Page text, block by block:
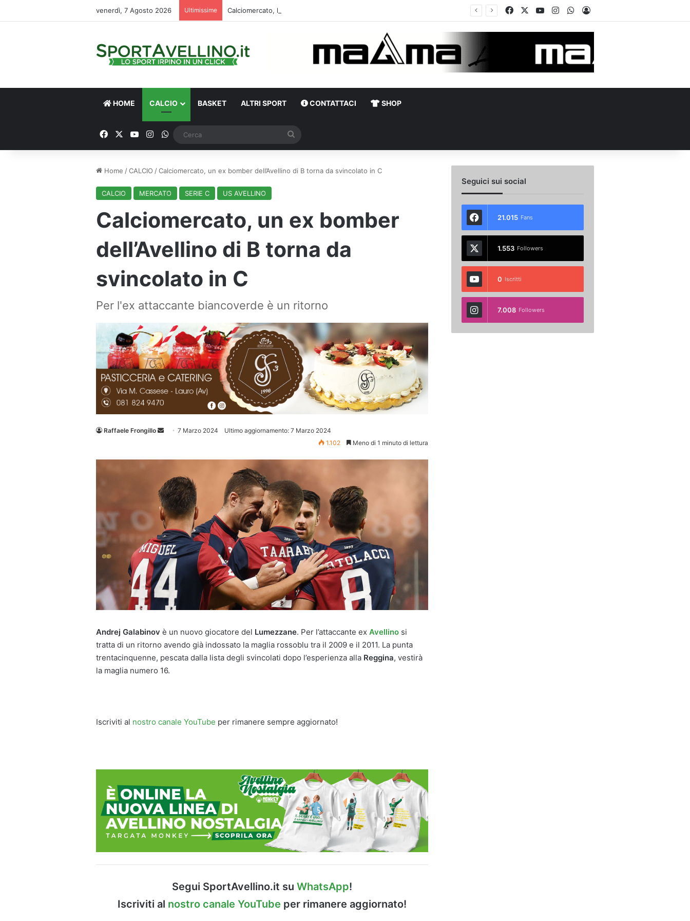
venerdì, 7 Agosto 2026 Ultimissime FacebookYou TubeInstagramWhatsApp
Accedi
HOME CALCIO BASKET ALTRI SPORT CONTATTACI SHOP
FacebookYou TubeInstagram
WhatsApp
Home /CALCIO /Calciomercato, un ex bomber dell’Avellino di B torna da svincolato in C
CALCIO MERCATO SERIE C US AVELLINO
Calciomercato, un ex bomber
dell’Avellino di B torna da
svincolato in C
Per l'ex attaccante biancoverde è un ritorno
Raffaele Frongillo
Invia 7 Marzo 2024
Ultimo aggiornamento: 7 Marzo 2024
1.102
Meno di 1 minuto di lettura
Andrej Galabinov è un nuovo giocatore del Lumezzane. Per l’attaccante ex Avellino si
tratta di un ritorno avendo già indossato la maglia rossoblu tra il 2009 e il 2011. La punta
trentacinquenne, pescata dalla lista degli svincolati dopo l’esperienza alla Reggina, vestirà
la maglia numero 16.
Iscriviti al nostro canale YouTube per rimanere sempre aggiornato!
Segui SportAvellino.it su WhatsApp!
Iscriviti al nostro canale YouTube per rimanere aggiornato!
Seguici sui social
21.015 Fans
1.553 Followers
0 Iscritti
7.008 Followers